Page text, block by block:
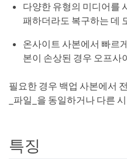
다양한 유형의 미디어를
패하더라도 복구하는 데
온사이트 사본에서 빠르
본이 손상된 경우 오프사
필요한 경우 백업 사본에서
_파일_을 동일하거나 다른
특징